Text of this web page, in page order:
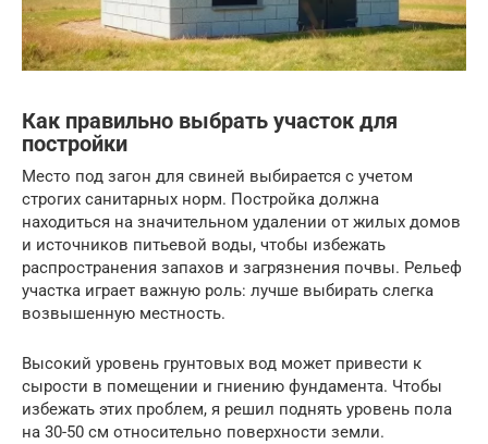
Как правильно выбрать участок для
постройки
Место под загон для свиней выбирается с учетом
строгих санитарных норм. Постройка должна
находиться на значительном удалении от жилых домов
и источников питьевой воды, чтобы избежать
распространения запахов и загрязнения почвы. Рельеф
участка играет важную роль: лучше выбирать слегка
возвышенную местность.
Высокий уровень грунтовых вод может привести к
сырости в помещении и гниению фундамента. Чтобы
избежать этих проблем, я решил поднять уровень пола
на 30-50 см относительно поверхности земли.